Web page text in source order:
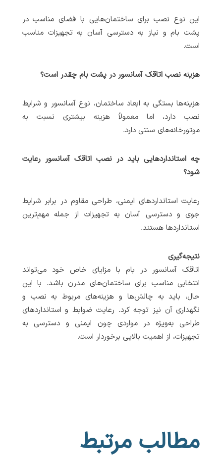
این نوع نصب برای ساختمان‌هایی با فضای مناسب در
پشت بام و نیاز به دسترسی آسان به تجهیزات مناسب
است.
هزینه نصب اتاقک آسانسور در پشت بام چقدر است؟
هزینه‌ها بستگی به ابعاد ساختمان، نوع آسانسور و شرایط
نصب دارد، اما معمولاً هزینه بیشتری نسبت به
موتورخانه‌های سنتی دارد.
چه استانداردهایی باید در نصب اتاقک آسانسور رعایت
شود؟
رعایت استانداردهای ایمنی، طراحی مقاوم در برابر شرایط
جوی و دسترسی آسان به تجهیزات از جمله مهم‌ترین
استانداردها هستند.
نتیجه‌گیری
اتاقک آسانسور در بام با مزایای خاص خود می‌تواند
انتخابی مناسب برای ساختمان‌های مدرن باشد. با این
حال، باید به چالش‌ها و هزینه‌های مربوط به نصب و
نگهداری آن نیز توجه کرد. رعایت ضوابط و استانداردهای
طراحی به‌ویژه در مواردی چون ایمنی و دسترسی به
تجهیزات، از اهمیت بالایی برخوردار است.
مطالب مرتبط